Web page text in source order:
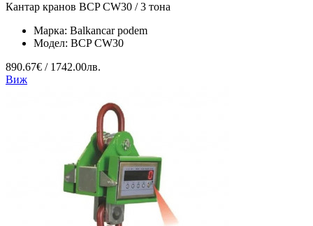
Кантар кранов BCP CW30 / 3 тона
Марка: Balkancar podem
Модел: BCP CW30
890.67€ / 1742.00лв.
Виж